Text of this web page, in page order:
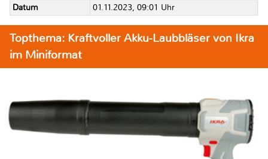
Datum
01.11.2023, 09:01 Uhr
Topthema: Kraftvoller Akku-Laubbläser von Ikra
im Miniformat